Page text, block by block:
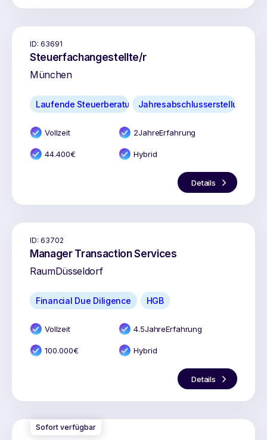
ID: 63691
Steuerfachangestellte/r
München
Laufende SteuerberatungJahresabschlusserstellung
Vollzeit 2JahreErfahrung
44.400€ Hybrid
Details
ID: 63702
Manager Transaction Services
RaumDüsseldorf
Financial Due Diligence HGB
Vollzeit 4.5JahreErfahrung
100.000€ Hybrid
Details
Sofort verfügbar